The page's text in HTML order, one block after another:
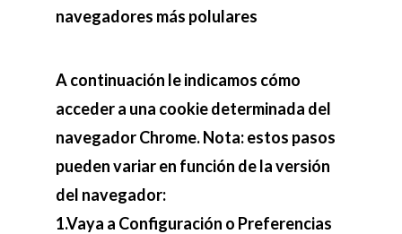
navegadores más polulares
A continuación le indicamos cómo
acceder a una cookie determinada del
navegador Chrome. Nota: estos pasos
pueden variar en función de la versión
del navegador:
1.Vaya a Configuración o Preferencias